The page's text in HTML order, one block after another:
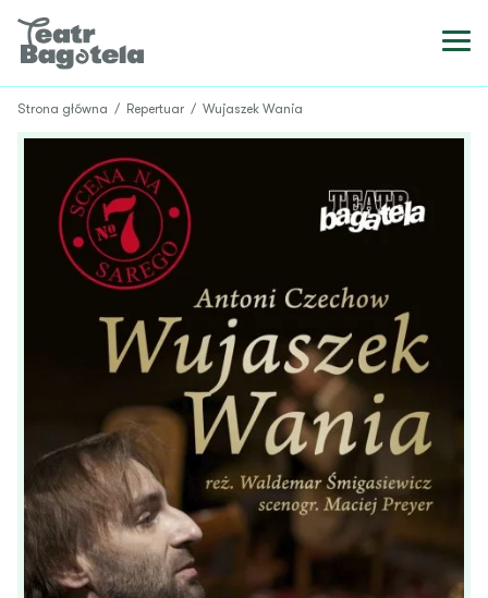
Strona główna / Repertuar / Wujaszek Wania